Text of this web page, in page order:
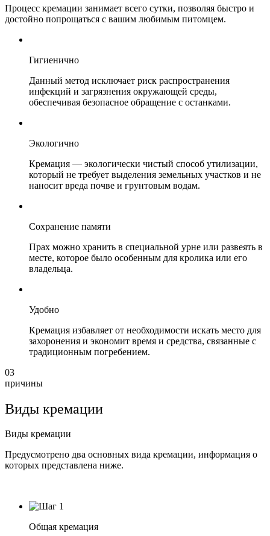
Процесс кремации занимает всего сутки, позволяя быстро и
достойно попрощаться с вашим любимым питомцем.
Гигиенично
Данный метод исключает риск распространения
инфекций и загрязнения окружающей среды,
обеспечивая безопасное обращение с останками.
Экологично
Кремация — экологически чистый способ утилизации,
который не требует выделения земельных участков и не
наносит вреда почве и грунтовым водам.
Сохранение памяти
Прах можно хранить в специальной урне или развеять в
месте, которое было особенным для кролика или его
владельца.
Удобно
Кремация избавляет от необходимости искать место для
захоронения и экономит время и средства, связанные с
традиционным погребением.
03
причины
Виды кремации
Виды кремации
Предусмотрено два основных вида кремации, информация о
которых представлена ниже.
Общая кремация